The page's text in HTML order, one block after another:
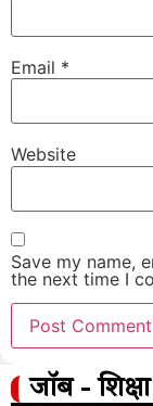
Email *
Website
Save my name,
the next time I
जॉब - शिक्षा